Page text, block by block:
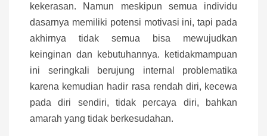
kekerasan. Namun meskipun semua individu
dasarnya memiliki potensi motivasi ini, tapi pada
akhirnya tidak semua bisa mewujudkan
keinginan dan kebutuhannya. ketidakmampuan
ini seringkali berujung internal problematika
karena kemudian hadir rasa rendah diri, kecewa
pada diri sendiri, tidak percaya diri, bahkan
amarah yang tidak berkesudahan.